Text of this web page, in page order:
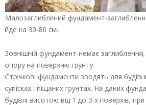
Малозаглиблений фундамент-
йде на 30-80 см.
Зовнішній фундамент-немає
опору на поверхню грунту.
Стрічкові фундаменти зводять для
супісках і піщаних грунтах. На даних
будівлі висотою від 1 до 3-х поверхів,